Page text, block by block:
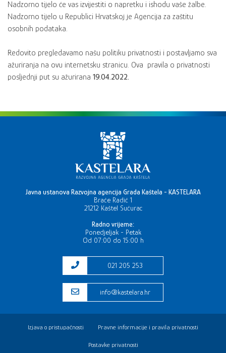
Nadzorno tijelo će vas izvijestiti o napretku i ishodu vaše žalbe.
Nadzorno tijelo u Republici Hrvatskoj je Agencija za zaštitu
osobnih podataka.
Redovito pregledavamo našu politiku privatnosti i postavljamo sva
ažuriranja na ovu internetsku stranicu. Ova pravila o privatnosti
posljednji put su ažurirana 19.04.2022.
Javna ustanova Razvojna agencija Grada Kaštela - KASTELARA
Braće Radić 1
21212 Kaštel Sućurac
Radno vrijeme:
Ponedjeljak - Petak
Od 07:00 do 15:00 h
021 205 253
info@kastelara.hr
Izjava o pristupačnosti Pravne informacije i pravila privatnosti
Postavke privatnosti